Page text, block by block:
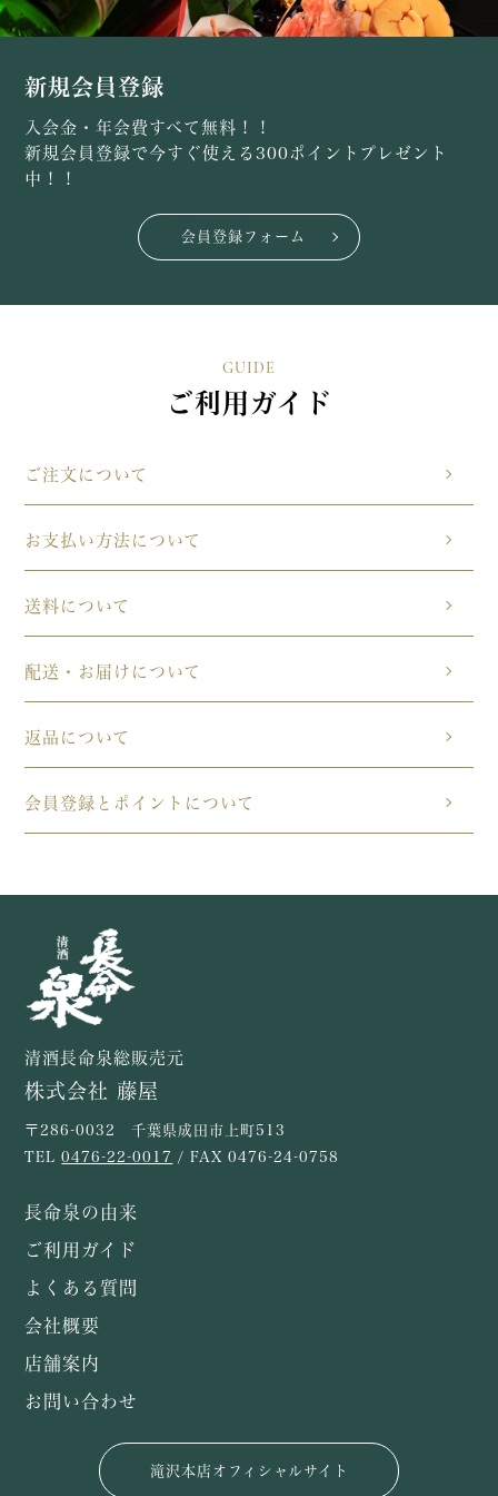
新規会員登録
入会金・年会費すべて無料！！
新規会員登録で今すぐ使える300ポイントプレゼント
中！！
会員登録フォーム
GUIDE
ご利用ガイド
ご注文について
お支払い方法について
送料について
配送・お届けについて
返品について
会員登録とポイントについて
清酒長命泉総販売元
株式会社 藤屋
〒286-0032 千葉県成田市上町513
TEL0476-22-0017 / FAX 0476-24-0758
長命泉の由来
ご利用ガイド
よくある質問
会社概要
店舗案内
お問い合わせ
滝沢本店オフィシャルサイト